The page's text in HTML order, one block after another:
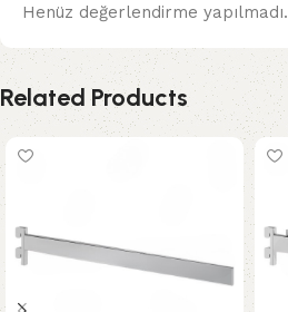
Henüz değerlendirme yapılmadı.
Related Products